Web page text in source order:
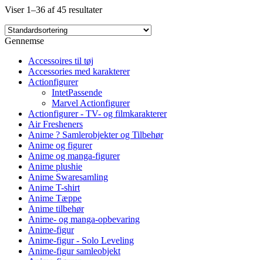
Viser 1–36 af 45 resultater
Gennemse
Accessoires til tøj
Accessories med karakterer
Actionfigurer
IntetPassende
Marvel Actionfigurer
Actionfigurer - TV- og filmkarakterer
Air Fresheners
Anime ? Samlerobjekter og Tilbehør
Anime og figurer
Anime og manga-figurer
Anime plushie
Anime Swaresamling
Anime T-shirt
Anime Tæppe
Anime tilbehør
Anime- og manga-opbevaring
Anime-figur
Anime-figur - Solo Leveling
Anime-figur samleobjekt